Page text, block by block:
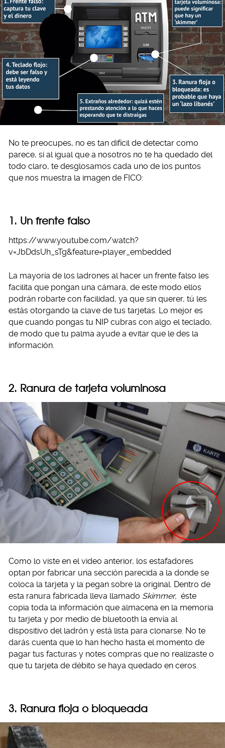
No te preocupes, no es tan difícil de detectar como
parece, si al igual que a nosotros no te ha quedado del
todo claro, te desglosamos cada uno de los puntos
que nos muestra la imagen de FICO:
1. Un frente falso
https://www.youtube.com/watch?
v=JbDdsUh_sTg&feature=player_embedded
La mayoría de los ladrones al hacer un frente falso les
facilita que pongan una cámara, de este modo ellos
podrán robarte con facilidad, ya que sin querer, tú les
estás otorgando la clave de tus tarjetas. Lo mejor es
que cuando pongas tu NIP cubras con algo el teclado,
de modo que tu palma ayude a evitar que le des la
información.
2. Ranura de tarjeta voluminosa
Como lo viste en el video anterior, los estafadores
optan por fabricar una sección parecida a la donde se
coloca la tarjeta y la pegan sobre la original. Dentro de
esta ranura fabricada lleva llamado Skimmer, éste
copia toda la información que almacena en la memoria
tu tarjeta y por medio de bluetooth la envía al
dispositivo del ladrón y está lista para clonarse. No te
darás cuenta que lo han hecho hasta el momento de
pagar tus facturas y notes compras que no realizaste o
que tu tarjeta de débito se haya quedado en ceros.
3. Ranura floja o bloqueada